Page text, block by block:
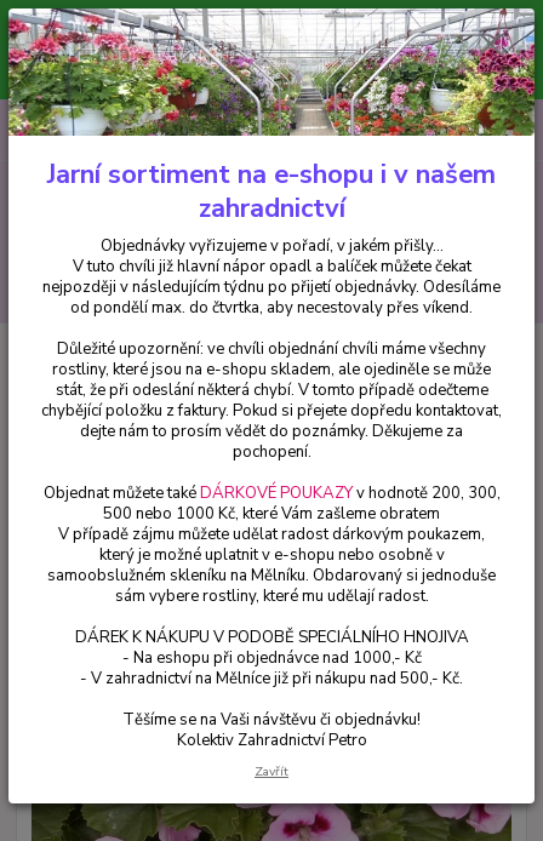
Minimální hodnota pro odeslání z e-shopu je 300 Kč.
V tuto chvíli již hlavní nápor objednávek opadl a balíček můžete čekat
nejpozději v následujícím týdnu po přijetí objednávky. Objednávky
vyřizujeme v pořadí, v jakém přišly...
CZK
Hledat
+420 602 223 614 0ks
za0 Kč
Pelargonie Angeleyes - Bella Donna - růžovo-červená - 1 ks
Angeleyes - Bella Donna -
růžovo-červená - 1 ks
Jarní sortiment na e-shopu i v našem
zahradnictví
Objednávky vyřizujeme v pořadí, v jakém přišly...
V tuto chvíli již hlavní nápor opadl a balíček můžete čekat
nejpozději v následujícím týdnu po přijetí objednávky. Odesíláme
od pondělí max. do čtvrtka, aby necestovaly přes víkend.
Důležité upozornění: ve chvíli objednání chvíli máme všechny
rostliny, které jsou na e-shopu skladem, ale ojediněle se může
stát, že při odeslání některá chybí. V tomto případě odečteme
chybějící položku z faktury. Pokud si přejete dopředu kontaktovat,
dejte nám to prosím vědět do poznámky. Děkujeme za
pochopení.
Objednat můžete takéDÁRKOVÉ POUKAZYv hodnotě 200, 300,
500 nebo 1000 Kč, které Vám zašleme obratem
V případě zájmu můžete udělat radost dárkovým poukazem,
který je možné uplatnit v e-shopu nebo osobně v
samoobslužném skleníku na Mělníku. Obdarovaný si jednoduše
sám vybere rostliny, které mu udělají radost.
DÁREK K NÁKUPU V PODOBĚ SPECIÁLNÍHO HNOJIVA
- Na eshopu při objednávce nad 1000,- Kč
- V zahradnictví na Mělníce již při nákupu nad 500,- Kč.
Těšíme se na Vaši návštěvu či objednávku!
Kolektiv Zahradnictví Petro
Zavřít